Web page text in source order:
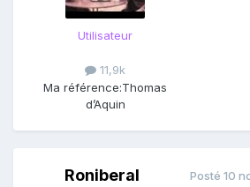
Utilisateur
11,9k
Ma référence:Thomas
d’Aquin
Roniberal Posté 10